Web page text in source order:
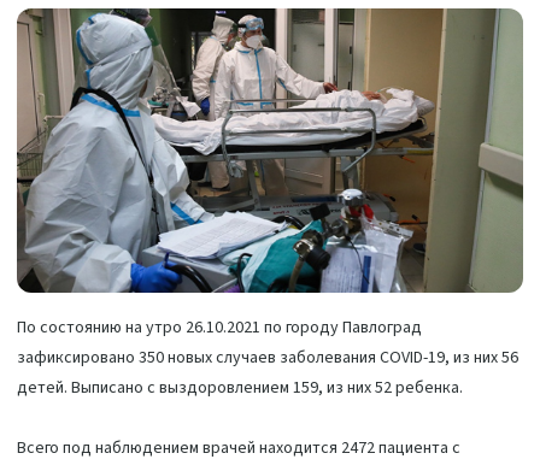
По состоянию на утро 26.10.2021 по городу Павлоград
зафиксировано 350 новых случаев заболевания COVID-19, из них 56
детей. Выписано с выздоровлением 159, из них 52 ребенка.
Всего под наблюдением врачей находится 2472 пациента с